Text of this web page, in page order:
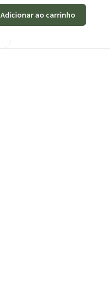
Adicionar ao carrinho